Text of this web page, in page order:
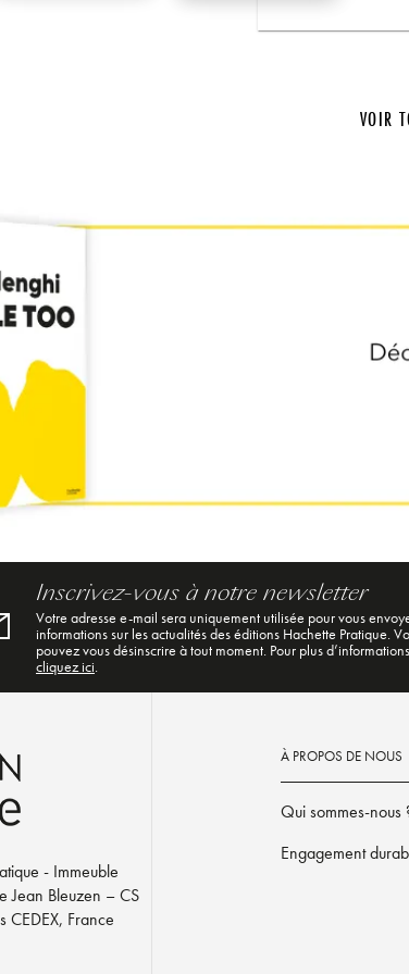
VOIR
Inscrivez-vous à notre newsletter
Votre adresse e-mail sera uniquement utilisée pour vous
informations sur les actualités des éditions Hachette Pratique.
pouvez vous désinscrire à tout moment. Pour plus d’informations,
cliquez ici
- Immeuble
Jean Bleuzen – CS
France
À PROPOS DE NOUS
Qui sommes-nous
Engagement